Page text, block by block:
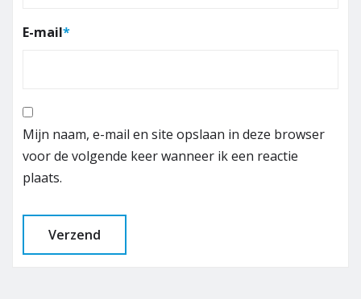
E-mail*
Mijn naam, e-mail en site opslaan in deze browser
voor de volgende keer wanneer ik een reactie
plaats.